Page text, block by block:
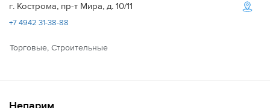
г. Кострома, пр-т Мира, д. 10/11
+7 4942 31-38-88
Торговые, Строительные